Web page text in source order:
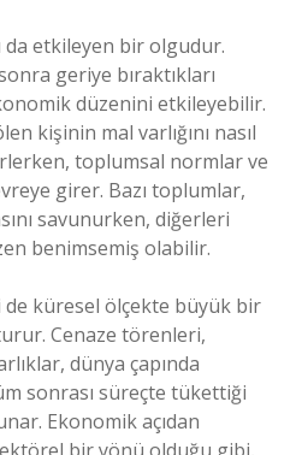
da etkileyen bir olgudur.
geriye bıraktıkları
düzenini etkileyebilir.
kişinin mal varlığını nasıl
toplumsal normlar ve
girer. Bazı toplumlar,
savunurken, diğerleri
benimsemiş olabilir.
de küresel ölçekte büyük bir
Cenaze törenleri,
dünya çapında
sonrası süreçte tükettiği
Ekonomik açıdan